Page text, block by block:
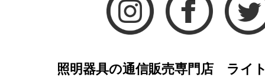
照明器具の通信販売専門店 ライ